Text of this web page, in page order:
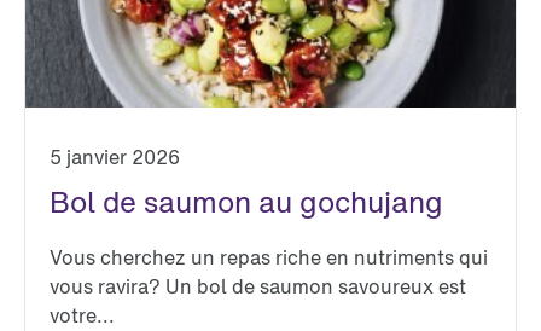
5 janvier 2026
Bol de saumon au gochujang
Vous cherchez un repas riche en nutriments qui
vous ravira? Un bol de saumon savoureux est
votre...